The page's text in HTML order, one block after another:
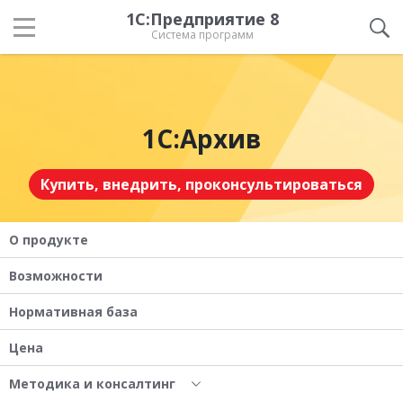
1С:Предприятие 8
Система программ
1С:Архив
Купить, внедрить, проконсультироваться
О продукте
Возможности
Нормативная база
Цена
Методика и консалтинг